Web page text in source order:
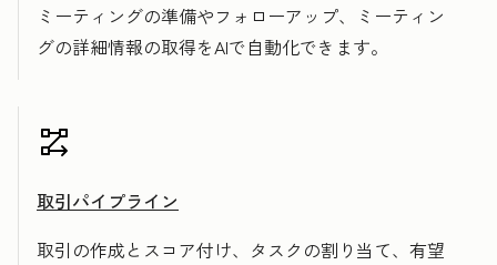
ミーティングの準備やフォローアップ、ミーティン
グの詳細情報の取得をAIで自動化できます。
取引パイプライン
取引の作成とスコア付け、タスクの割り当て、有望